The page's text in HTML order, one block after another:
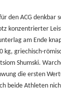
den ACG denkbar
konzentrierter
am Ende
kg, griechisch-
Shumski.
die ersten
beide Athleten